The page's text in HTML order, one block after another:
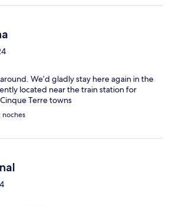
We’d gladly stay here again in the
located near the train station for
Terre towns
noches